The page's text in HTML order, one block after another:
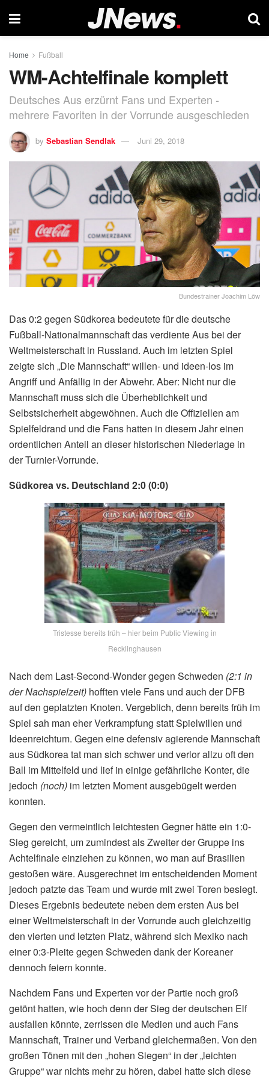
Home Fußball
WM-Achtelfinale komplett
Deutsches Aus erzürnt Fans und Experten -
mehrere Favoriten in der Vorrunde ausgeschieden
by Sebastian Sendlak Juni 29, 2018
Bundestrainer Joachim Löw
Das 0:2 gegen Südkorea bedeutete für die deutsche
Fußball-Nationalmannschaft das verdiente Aus bei der
Weltmeisterschaft in Russland. Auch im letzten Spiel
zeigte sich „Die Mannschaft“ willen- und ideen-los im
Angriff und Anfällig in der Abwehr. Aber: Nicht nur die
Mannschaft muss sich die Überheblichkeit und
Selbstsicherheit abgewöhnen. Auch die Offiziellen am
Spielfeldrand und die Fans hatten in diesem Jahr einen
ordentlichen Anteil an dieser historischen Niederlage in
der Turnier-Vorrunde.
Südkorea vs. Deutschland 2:0 (0:0)
Tristesse bereits früh – hier beim Public Viewing in
Recklinghausen
Nach dem Last-Second-Wonder gegen Schweden (2:1 in
der Nachspielzeit) hofften viele Fans und auch der DFB
auf den geplatzten Knoten. Vergeblich, denn bereits früh im
Spiel sah man eher Verkrampfung statt Spielwillen und
Ideenreichtum. Gegen eine defensiv agierende Mannschaft
aus Südkorea tat man sich schwer und verlor allzu oft den
Ball im Mittelfeld und lief in einige gefährliche Konter, die
jedoch (noch) im letzten Moment ausgebügelt werden
konnten.
Gegen den vermeintlich leichtesten Gegner hätte ein 1:0-
Sieg gereicht, um zumindest als Zweiter der Gruppe ins
Achtelfinale einziehen zu können, wo man auf Brasilien
gestoßen wäre. Ausgerechnet im entscheidenden Moment
jedoch patzte das Team und wurde mit zwei Toren besiegt.
Dieses Ergebnis bedeutete neben dem ersten Aus bei
einer Weltmeisterschaft in der Vorrunde auch gleichzeitig
den vierten und letzten Platz, während sich Mexiko nach
einer 0:3-Pleite gegen Schweden dank der Koreaner
dennoch feiern konnte.
Nachdem Fans und Experten vor der Partie noch groß
getönt hatten, wie hoch denn der Sieg der deutschen Elf
ausfallen könnte, zerrissen die Medien und auch Fans
Mannschaft, Trainer und Verband gleichermaßen. Von den
großen Tönen mit den „hohen Siegen“ in der „leichten
Gruppe“ war nichts mehr zu hören, dabei hatte sich diese